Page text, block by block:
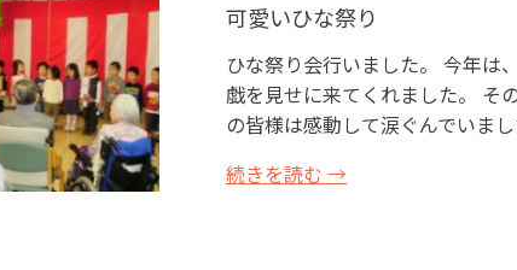
可愛いひな祭り
ひな祭り会行いました。 今年は
戯を見せに来てくれました。 そ
の皆様は感動して涙ぐんでい
続きを読む →